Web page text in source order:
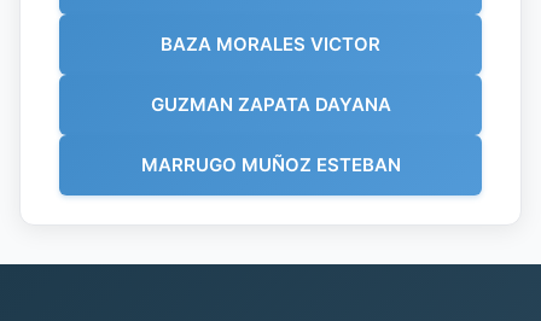
BAZA MORALES VICTOR
GUZMAN ZAPATA DAYANA
MARRUGO MUÑOZ ESTEBAN